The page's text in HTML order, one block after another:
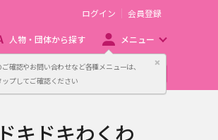
確認やお問い合わせなど各種メニューは、
ップしてご確認ください
閉じる
ログイン 会員登録
人物・団体から探す メニュー
主催者向け販売サービス
キドキわくわ